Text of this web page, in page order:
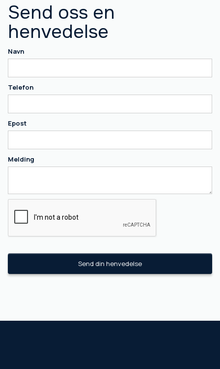
Send oss en
henvedelse
Navn
Telefon
Epost
Melding